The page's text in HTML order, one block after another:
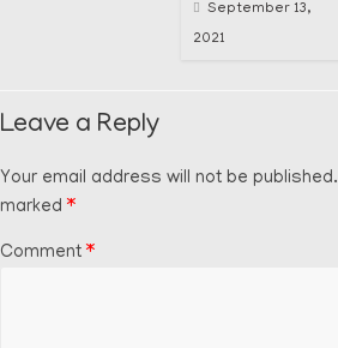
September 13,
2021
Leave a Reply
Your email address will not be published.
marked *
Comment *